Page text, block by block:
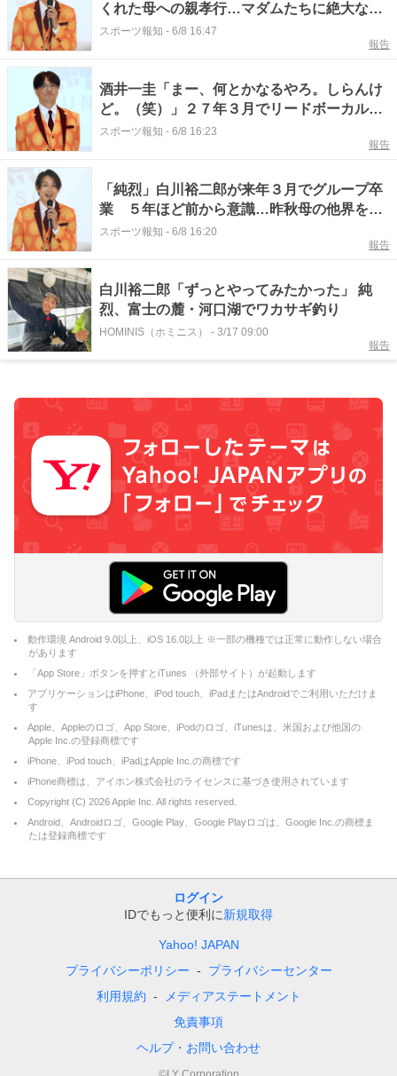
くれた母への親孝行…マダムたちに絶大な人
気を誇る裏で重ねた苦労
スポーツ報知 - 6/8 16:47
報告
酒井一圭「まー、何とかなるやろ。しらんけ
ど。（笑）」２７年３月でリードボーカル・
白川裕二郎卒業へ
スポーツ報知 - 6/8 16:23
報告
「純烈」白川裕二郎が来年３月でグループ卒
業 ５年ほど前から意識…昨秋母の他界を機
に決断「心と体をリセットして充電」
スポーツ報知 - 6/8 16:20
報告
白川裕二郎「ずっとやってみたかった」 純
烈、富士の麓・河口湖でワカサギ釣り
HOMINIS（ホミニス） - 3/17 09:00
報告
動作環境 Android 9.0以上、iOS 16.0以上 ※一部の機種では正常に動作しない場合
があります
「App Store」ボタンを押すとiTunes （外部サイト）が起動します
アプリケーションはiPhone、iPod touch、iPadまたはAndroidでご利用いただけま
す
Apple、Appleのロゴ、App Store、iPodのロゴ、iTunesは、米国および他国の
Apple Inc.の登録商標です
iPhone、iPod touch、iPadはApple Inc.の商標です
iPhone商標は、アイホン株式会社のライセンスに基づき使用されています
Copyright (C) 2026Apple Inc. All rights reserved.
Android、Androidロゴ、Google Play、Google Playロゴは、Google Inc.の商標ま
たは登録商標です
ログイン
IDでもっと便利に新規取得
Yahoo! JAPAN
プライバシーポリシー
プライバシーセンター
利用規約
メディアステートメント
免責事項
ヘルプ・お問い合わせ
©LY Corporation